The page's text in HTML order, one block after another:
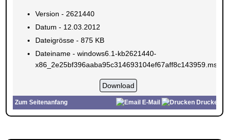
Version - 2621440
Datum - 12.03.2012
Dateigrösse - 875 KB
Dateiname - windows6.1-kb2621440-
x86_2e25bf396aaba95c314693104ef67aff8c143959.msu
Zum Seitenanfang E-Mail Drucken